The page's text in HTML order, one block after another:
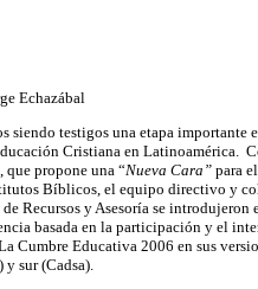
Echazábal
siendo testigos una etapa importante
Cristiana en Latinoamérica.
que propone una “Nueva Cara” para
Bíblicos, el equipo directivo y
Recursos y Asesoría se introdujeron
basada en la participación y el
Cumbre Educativa 2006 en sus
y sur (Cadsa).